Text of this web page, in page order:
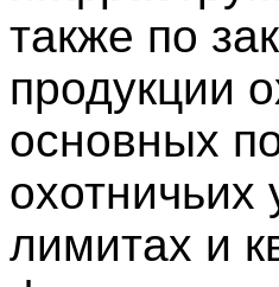
также по
продукции
основных
охотничьих
лимитах и